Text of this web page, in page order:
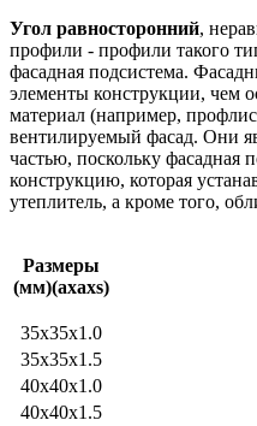
Угол равносторонний,
профили - профили такого
фасадная подсистема.
элементы конструкции, чем
материал (например,
вентилируемый фасад. Они
частью, поскольку фасадная
конструкцию, которая
утеплитель, а кроме того,
Размеры
(мм)(ахахs)
35x35x1.0
35x35x1.5
40x40x1.0
40x40x1.5